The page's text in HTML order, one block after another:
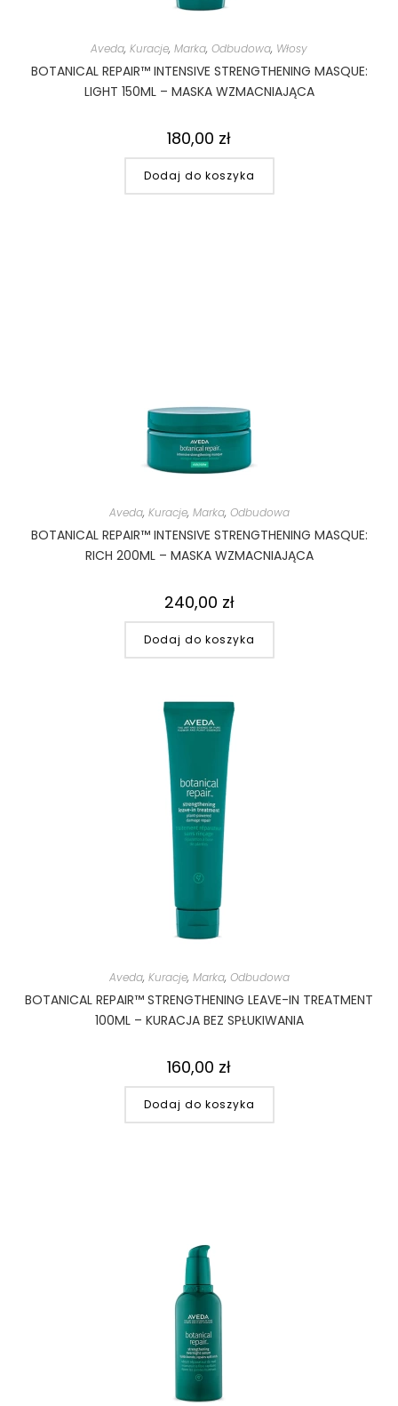
Aveda, Kuracje, Marka, Odbudowa, Włosy
BOTANICAL REPAIR™ INTENSIVE STRENGTHENING MASQUE:
LIGHT 150ML – MASKA WZMACNIAJĄCA
180,00 zł
Dodaj do koszyka
Aveda, Kuracje, Marka, Odbudowa
BOTANICAL REPAIR™ INTENSIVE STRENGTHENING MASQUE:
RICH 200ML – MASKA WZMACNIAJĄCA
240,00 zł
Dodaj do koszyka
Aveda, Kuracje, Marka, Odbudowa
BOTANICAL REPAIR™ STRENGTHENING LEAVE-IN TREATMENT
100ML – KURACJA BEZ SPŁUKIWANIA
160,00 zł
Dodaj do koszyka